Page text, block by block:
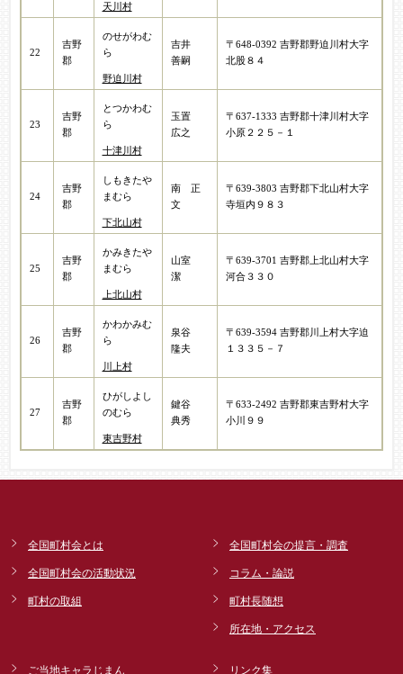
天川村
22
吉野
郡
のせがわむ
ら
野迫川村
吉井
善嗣​
〒648-0392 吉野郡野迫川村大字
北股８４
23
吉野
郡
とつかわむ
ら
十津川村
玉置
広之​
〒637-1333 吉野郡十津川村大字
小原２２５－１
24
吉野
郡
しもきたや
まむら
下北山村
南 正
文
〒639-3803 吉野郡下北山村大字
寺垣内９８３
25
吉野
郡
かみきたや
まむら
上北山村
山室
潔
〒639-3701 吉野郡上北山村大字
河合３３０
26
吉野
郡
かわかみむ
ら
川上村
泉谷
隆夫​
〒639-3594 吉野郡川上村大字迫
１３３５－７
27
吉野
郡
ひがしよし
のむら
東吉野村
鍵谷
典秀
〒633-2492 吉野郡東吉野村大字
小川９９
全国町村会とは
全国町村会の活動状況
町村の取組
全国町村会の提言・調査
コラム・論説
町村長随想
所在地・アクセス
ご当地キャラじまん リンク集